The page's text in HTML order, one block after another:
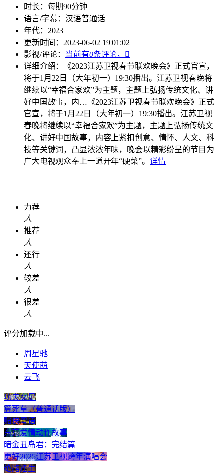
时长： 每期90分钟
语言/字幕： 汉语普通话
年代： 2023
更新时间： 2023-06-02 19:01:02
影视/评论：
当前有0条评论，

详细介绍：
《2023江苏卫视春节联欢晚会》正式官宣，
将于1月22日（大年初一）19:30播出。江苏卫视春晚将
继续以“幸福合家欢”为主题，主题上弘扬传统文化、讲
好中国故事，内… 《2023江苏卫视春节联欢晚会》正式
官宣，将于1月22日（大年初一）19:30播出。江苏卫视
春晚将继续以“幸福合家欢”为主题，主题上弘扬传统文
化、讲好中国故事，内容上紧扣创意、情怀、人文、科
技等关键词，凸显浓浓年味，晚会以精彩纷呈的节目为
广大电视观众奉上一道开年“硬菜”。 详情
力荐
人
推荐
人
还行
人
较差
人
很差
人
评分加载中...
周星驰
天使萌
云飞
功夫女足
算死草（普通话版）
赌侠粤语
东京爱情动作故事
暗金丑岛君：完结篇
更好2025江苏卫视跨年演唱会
绝路逢生